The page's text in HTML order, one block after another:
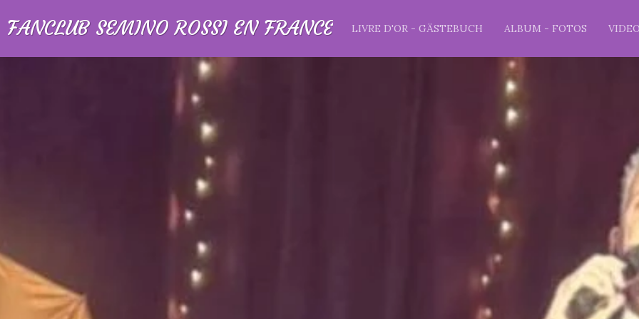
FANCLUB SEMINO ROSSI EN FRANCE LIVRE D'OR - GÄSTEBUCH ALBUM - FOTOS